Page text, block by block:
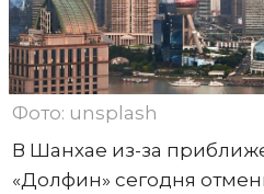
Фото: unsplash
В Шанхае из-за
«Долфин» сегодня